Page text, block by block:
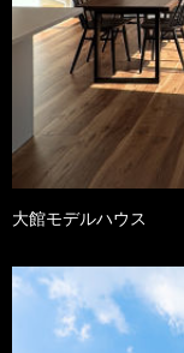
大館モデルハウス